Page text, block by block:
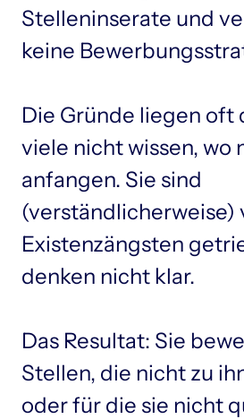
Stelleninserate und
keine
Die Gründe liegen oft
viele nicht wissen, wo
anfangen. Sie sind
(verständlicherweise)
Existenzängsten
denken nicht klar.
Das Resultat: Sie
Stellen, die nicht zu
oder für die sie nicht